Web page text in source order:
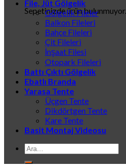
Sepetinizde ürün bulunmuyor.
File, Jüt Gölgelik
Gölgelik Fileler
Balkon Fileleri
Bahçe Fileleri
Çit Fileleri
İnşaat Filesi
Otopark Fileleri
Battı Çıktı Gölgelik
Ebatlı Branda
Yarasa Tente
Üçgen Tente
Dikdörtgen Tente
Kare Tente
Basit Montaj Videosu
Ara: